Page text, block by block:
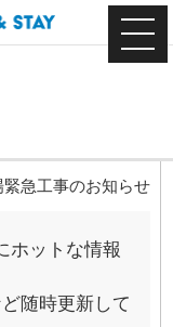
緊急工事のお知らせ
ホットな情報
随時更新して